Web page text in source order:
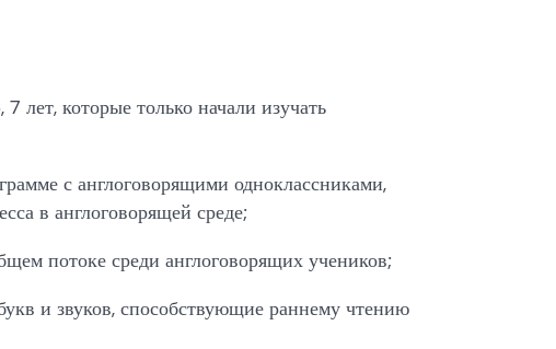
лет, которые только начали изучать
с англоговорящими одноклассниками,
в англоговорящей среде;
потоке среди англоговорящих учеников;
и звуков, способствующие раннему чтению